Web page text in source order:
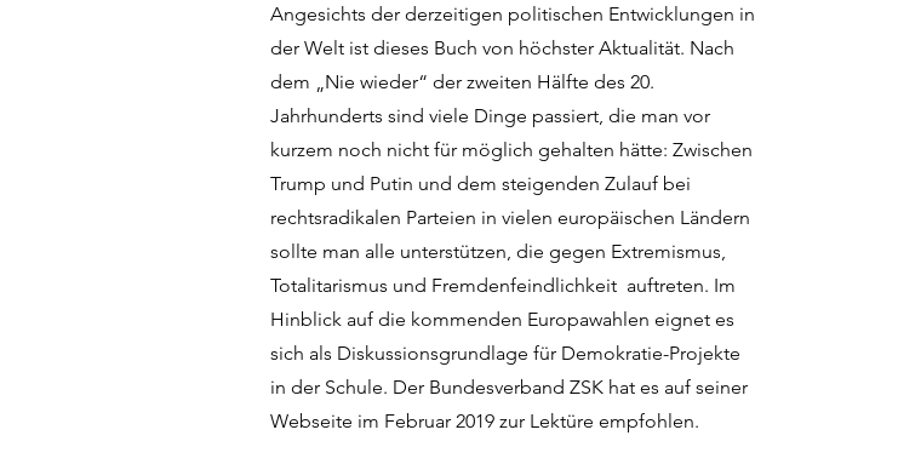
Angesichts der derzeitigen politischen Entwicklungen in
der Welt ist dieses Buch von höchster Aktualität. Nach
dem „Nie wieder“ der zweiten Hälfte des 20.
Jahrhunderts sind viele Dinge passiert, die man vor
kurzem noch nicht für möglich gehalten hätte: Zwischen
Trump und Putin und dem steigenden Zulauf bei
rechtsradikalen Parteien in vielen europäischen Ländern
sollte man alle unterstützen, die gegen Extremismus,
Totalitarismus und Fremdenfeindlichkeit auftreten. Im
Hinblick auf die kommenden Europawahlen eignet es
sich als Diskussionsgrundlage für Demokratie-Projekte
in der Schule. Der Bundesverband ZSK hat es auf seiner
Webseite im Februar 2019 zur Lektüre empfohlen.